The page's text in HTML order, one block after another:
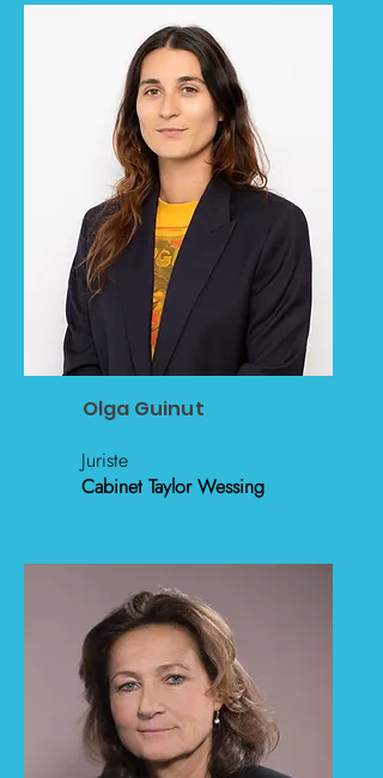
Olga Guinut
Juriste
Cabinet Taylor Wessing